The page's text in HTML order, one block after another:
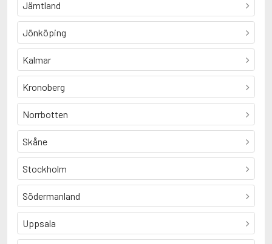
Jämtland
Jönköping
Kalmar
Kronoberg
Norrbotten
Skåne
Stockholm
Södermanland
Uppsala